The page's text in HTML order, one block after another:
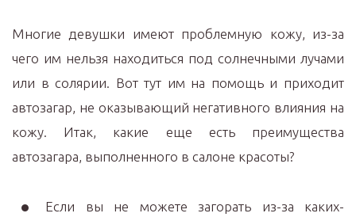
Многие девушки имеют проблемную кожу, из-за
чего им нельзя находиться под солнечными лучами
или в солярии. Вот тут им на помощь и приходит
автозагар, не оказывающий негативного влияния на
кожу. Итак, какие еще есть преимущества
автозагара, выполненного в салоне красоты?
Если вы не можете загорать из-за каких-